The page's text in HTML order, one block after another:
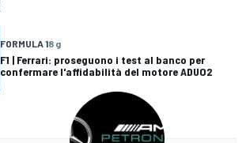
FORMULA 18 g
F1 | Ferrari: proseguono i test al banco per
confermare l'affidabilità del motore ADUO2